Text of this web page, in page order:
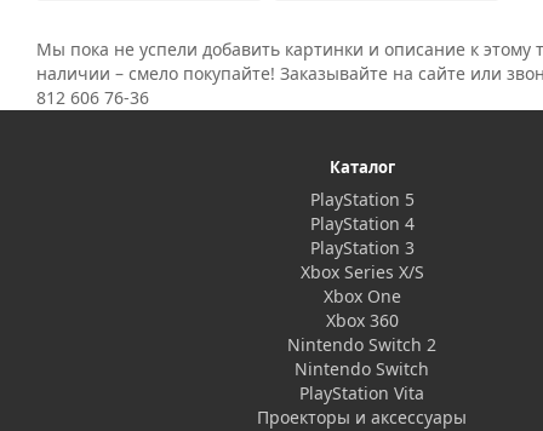
Мы пока не успели добавить картинки и описание к этому
наличии – смело покупайте! Заказывайте на сайте или
812 606 76-36
Каталог
PlayStation 5
PlayStation 4
PlayStation 3
Xbox Series X/S
Xbox One
Xbox 360
Nintendo Switch 2
Nintendo Switch
PlayStation Vita
Проекторы и аксессуары